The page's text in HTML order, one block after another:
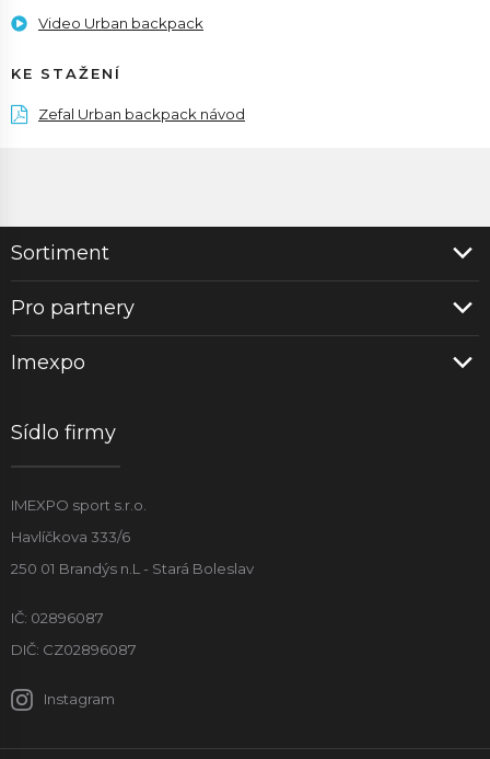
Video Urban backpack
KE STAŽENÍ
Zefal Urban backpack návod
Sortiment
Pro partnery
Imexpo
Sídlo firmy
IMEXPO sport s.r.o.
Havlíčkova 333/6
250 01 Brandýs n.L - Stará Boleslav
IČ: 02896087
DIČ: CZ02896087
Instagram